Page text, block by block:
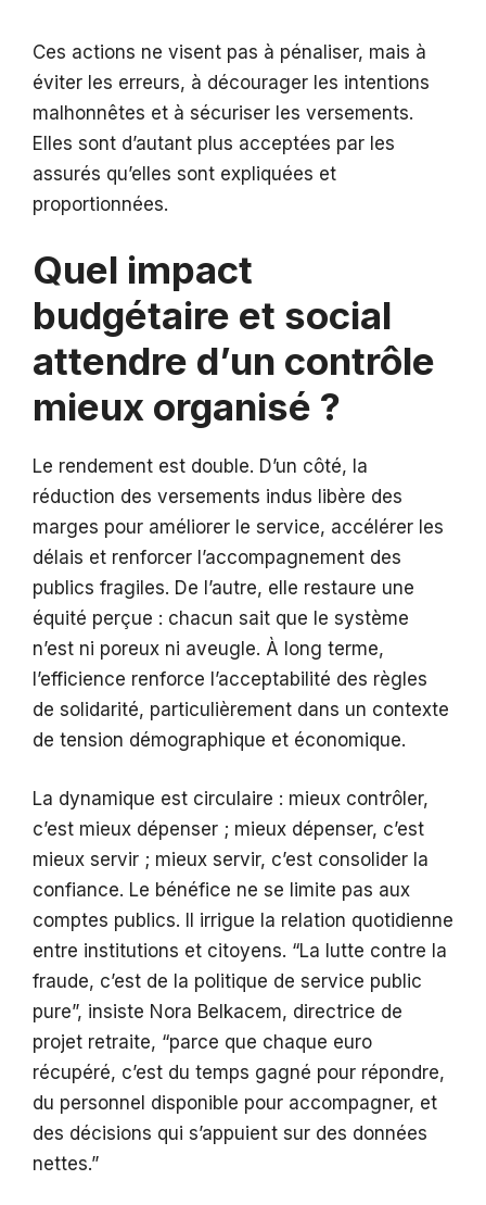
Ces actions ne visent pas à pénaliser, mais à
éviter les erreurs, à décourager les intentions
malhonnêtes et à sécuriser les versements.
Elles sont d’autant plus acceptées par les
assurés qu’elles sont expliquées et
proportionnées.
Quel impact
budgétaire et social
attendre d’un contrôle
mieux organisé ?
Le rendement est double. D’un côté, la
réduction des versements indus libère des
marges pour améliorer le service, accélérer les
délais et renforcer l’accompagnement des
publics fragiles. De l’autre, elle restaure une
équité perçue : chacun sait que le système
n’est ni poreux ni aveugle. À long terme,
l’efficience renforce l’acceptabilité des règles
de solidarité, particulièrement dans un contexte
de tension démographique et économique.
La dynamique est circulaire : mieux contrôler,
c’est mieux dépenser ; mieux dépenser, c’est
mieux servir ; mieux servir, c’est consolider la
confiance. Le bénéfice ne se limite pas aux
comptes publics. Il irrigue la relation quotidienne
entre institutions et citoyens. “La lutte contre la
fraude, c’est de la politique de service public
pure”, insiste Nora Belkacem, directrice de
projet retraite, “parce que chaque euro
récupéré, c’est du temps gagné pour répondre,
du personnel disponible pour accompagner, et
des décisions qui s’appuient sur des données
nettes.”